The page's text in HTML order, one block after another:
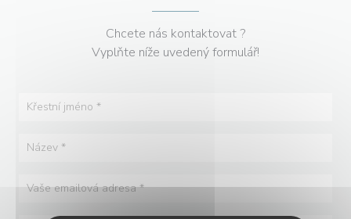
Chcete nás kontaktovat ?
Vyplňte níže uvedený formulář!